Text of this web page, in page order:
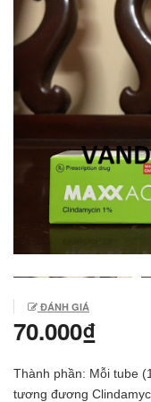
ĐÁNH GIÁ
70.000₫
Thành phần: Mỗi tube
tương đương